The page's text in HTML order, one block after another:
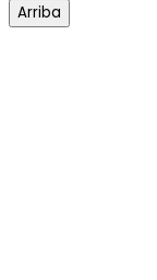
Arriba